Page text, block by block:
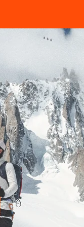
UBAC 108 PEAUX